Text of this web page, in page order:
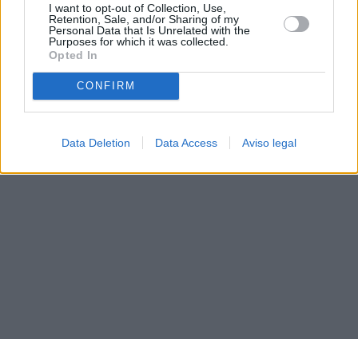
I want to opt-out of Collection, Use,
Retention, Sale, and/or Sharing of my
Personal Data that Is Unrelated with the
Purposes for which it was collected.
Opted In
CONFIRM
Data Deletion Data Access Aviso legal